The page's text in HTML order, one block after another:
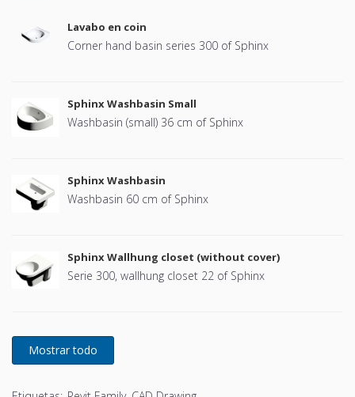
Lavabo en coin
Corner hand basin series 300 of Sphinx
Sphinx Washbasin Small
Washbasin (small) 36 cm of Sphinx
Sphinx Washbasin
Washbasin 60 cm of Sphinx
Sphinx Wallhung closet (without cover)
Serie 300, wallhung closet 22 of Sphinx